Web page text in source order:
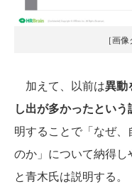
［画
加えて、以前は異動
し出が多かったという
明することで「なぜ
のか」について納得し
と青木氏は説明する。